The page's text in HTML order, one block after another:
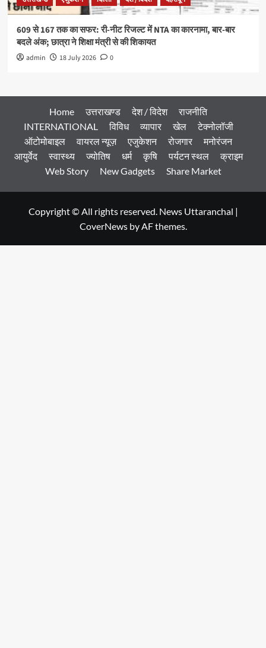
609 से 167 तक का सफर: री-नीट रिजल्ट में NTA का कारनामा, बार-बार
बदले अंक; छात्रा ने शिक्षा मंत्री से की शिकायत
admin 18 July 2026 0
Home उत्तराखण्ड देश / विदेश
राजनीति
INTERNATIONAL
विविध व्यापार खेल
टेक्नोलॉजी
ऑटोमोबाइल
वायरल न्यूज़ एजुकेशन रोजगार
मनोरंजन
आयुर्वेद
स्वास्थ्य ज्योतिष धर्म कृषि पर्यटन स्थल
क्राइम
Web Story
New Gadgets Share Market
Copyright © All rights reserved. News Uttaranchal |
CoverNewsby AF themes.